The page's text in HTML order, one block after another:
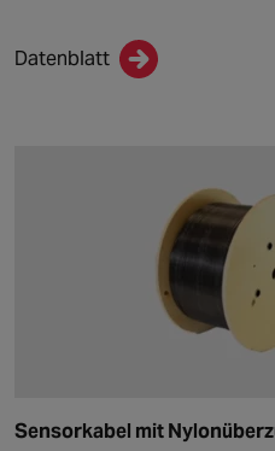
Datenblatt
Sensorkabel mit